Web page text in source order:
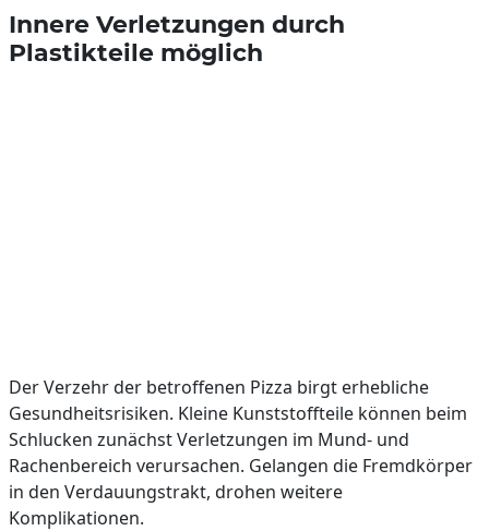
Innere Verletzungen durch
Plastikteile möglich
Der Verzehr der betroffenen Pizza birgt erhebliche
Gesundheitsrisiken. Kleine Kunststoffteile können beim
Schlucken zunächst Verletzungen im Mund- und
Rachenbereich verursachen. Gelangen die Fremdkörper
in den Verdauungstrakt, drohen weitere
Komplikationen.